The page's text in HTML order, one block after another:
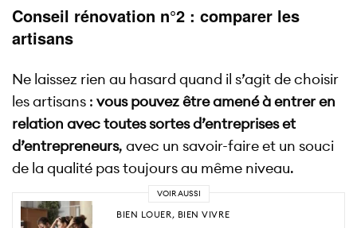
Conseil rénovation n°2 : comparer les
artisans
Ne laissez rien au hasard quand il s’agit de choisir
les artisans :vous pouvez être amené à entrer en
relation avec toutes sortes d’entreprises et
d’entrepreneurs, avec un savoir-faire et un souci
de la qualité pas toujours au même niveau.
VOIR AUSSI
BIEN LOUER, BIEN VIVRE